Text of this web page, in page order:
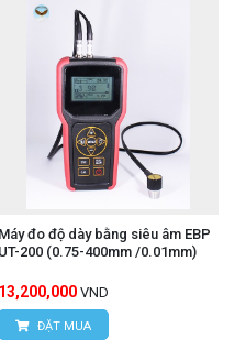
Máy đo độ dày bằng siêu âm EBP
UT-200 (0.75-400mm /0.01mm)
13,200,000 VND
ĐẶT MUA